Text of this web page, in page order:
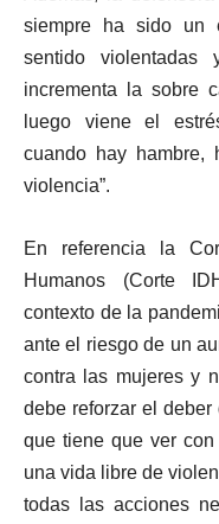
siempre ha sido un
sentido violentadas
incrementa la sobre
luego viene el
cuando hay hambre,
violencia”.
En referencia la
Humanos (Corte
contexto de la
ante el riesgo de un
contra las mujeres y
debe reforzar el
que tiene que ver
una vida libre de
todas las acciones